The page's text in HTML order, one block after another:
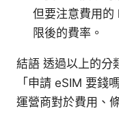
但要注意費用
限後的費率。
結語 透過以上的分
「申請 eSIM 要錢
運營商對於費用、